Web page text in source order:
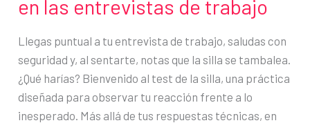
en las entrevistas de trabajo
Llegas puntual a tu entrevista de trabajo, saludas con
seguridad y, al sentarte, notas que la silla se tambalea.
¿Qué harías? Bienvenido al test de la silla, una práctica
diseñada para observar tu reacción frente a lo
inesperado. Más allá de tus respuestas técnicas, en